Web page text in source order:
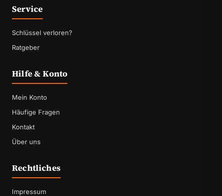
Service
Schlüssel verloren?
Ratgeber
Hilfe & Konto
Mein Konto
Häufige Fragen
Kontakt
Über uns
Rechtliches
Impressum